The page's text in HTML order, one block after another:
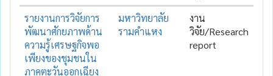
รายงานการวิจัยการ
พัฒนาศักยภาพด้าน
ความรู้เศรษฐกิจพอ
เพียงของชุมชนใน
ภาคตะวันออกเฉียง
มหาวิทยาลัย
รามคำแหง
งาน
วิจัย/Research
report